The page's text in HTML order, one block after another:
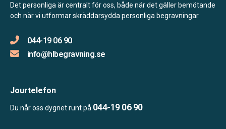
Det personliga är centralt för oss, både när det gäller bemötande
och när vi utformar skräddarsydda personliga begravningar.
044-19 06 90
info@hlbegravning.se
Jourtelefon
Du når oss dygnet runt på 044-19 06 90